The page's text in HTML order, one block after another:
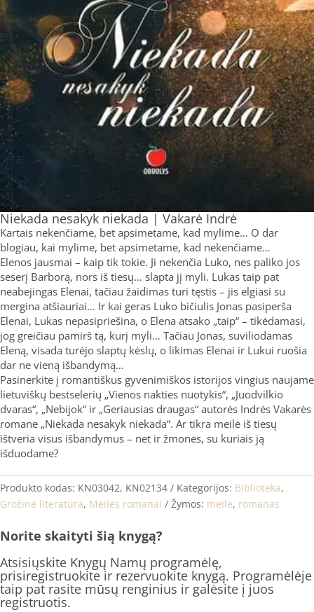
Niekada nesakyk niekada | Vakarė Indrė
Kartais nekenčiame, bet apsimetame, kad mylime… O dar
blogiau, kai mylime, bet apsimetame, kad nekenčiame…
Elenos jausmai – kaip tik tokie. Ji nekenčia Luko, nes paliko jos
seserį Barborą, nors iš tiesų… slapta jį myli. Lukas taip pat
neabejingas Elenai, tačiau žaidimas turi tęstis – jis elgiasi su
mergina atšiauriai… Ir kai geras Luko bičiulis Jonas pasiperša
Elenai, Lukas nepasipriešina, o Elena atsako „taip“ – tikėdamasi,
jog greičiau pamirš tą, kurį myli… Tačiau Jonas, suviliodamas
Eleną, visada turėjo slaptų kėslų, o likimas Elenai ir Lukui ruošia
dar ne vieną išbandymą…
Pasinerkite į romantiškus gyvenimiškos istorijos vingius naujame
lietuviškų bestselerių „Vienos nakties nuotykis“, „Juodvilkio
dvaras“, „Nebijok“ ir „Geriausias draugas“ autorės Indrės Vakarės
romane „Niekada nesakyk niekada“. Ar tikra meilė iš tiesų
ištveria visus išbandymus – net ir žmones, su kuriais ją
išduodame?
Produkto kodas: KN03042, KN02134 Kategorijos: Biblioteka,
Grožinė literatūra, Meilės romanai Žymos: meile, romanas
Norite skaityti šią knygą?
Atsisiųskite Knygų Namų programėlę,
prisiregistruokite ir rezervuokite knygą. Programėlėje
taip pat rasite mūsų renginius ir galėsite į juos
registruotis.